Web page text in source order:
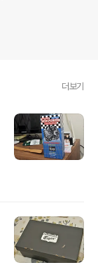
더보기